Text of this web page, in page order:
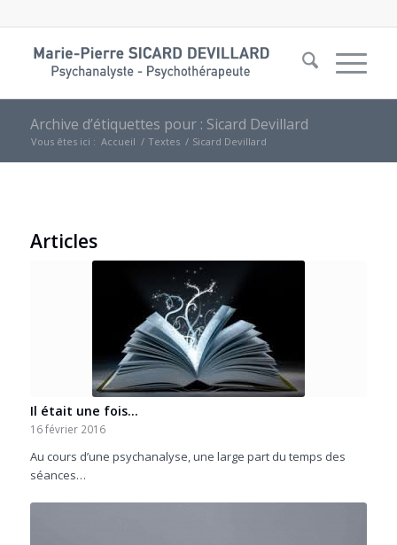
Archive d’étiquettes pour : Sicard Devillard
Vous êtes ici : Accueil / Textes / Sicard Devillard
Articles
Il était une fois…
16 février 2016
Au cours d’une psychanalyse, une large part du temps des
séances…